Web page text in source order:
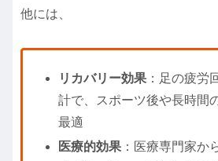
他には、
リカバリー効果 ：足の疲労
計で、スポーツ後や長時間
最適
医療的効果 ：医療専門家か